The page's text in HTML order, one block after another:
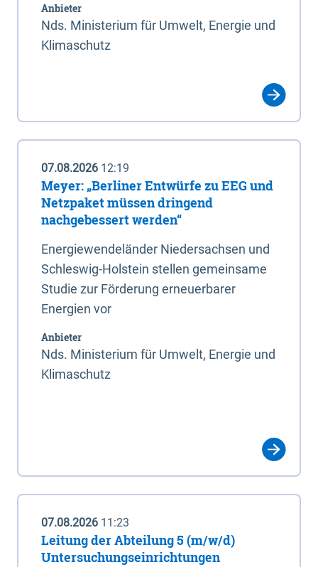
Anbieter
Nds. Ministerium für Umwelt, Energie und
Klimaschutz
07.08.2026 12:19
Meyer: „Berliner Entwürfe zu EEG und
Netzpaket müssen dringend
nachgebessert werden“
Energiewendeländer Niedersachsen und
Schleswig-Holstein stellen gemeinsame
Studie zur Förderung erneuerbarer
Energien vor
Anbieter
Nds. Ministerium für Umwelt, Energie und
Klimaschutz
07.08.2026 11:23
Leitung der Abteilung 5 (m/w/d)
Untersuchungseinrichtungen